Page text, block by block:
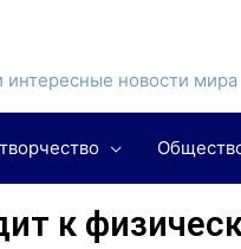
новости мира
к